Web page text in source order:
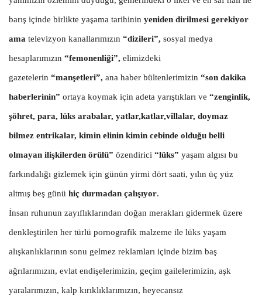
barış içinde birlikte yaşama tarihinin yeniden dirilmesi gerekiyor
ama televizyon kanallarımızın “dizileri”, sosyal medya
hesaplarımızın “femonenliği”, elimizdeki
gazetelerin “manşetleri”, ana haber bültenlerimizin “son dakika
haberlerinin” ortaya koymak için adeta yarıştıkları ve “zenginlik,
şöhret, para, lüks arabalar, yatlar,katlar,villalar, doymaz
bilmez entrikalar, kimin elinin kimin cebinde olduğu belli
olmayan ilişkilerden örülü” özendirici “lüks” yaşam algısı bu
farkındalığı gizlemek için günün yirmi dört saati, yılın üç yüz
altmış beş günü hiç durmadan çalışıyor.
İnsan ruhunun zayıflıklarından doğan merakları gidermek üzere
denkleştirilen her türlü pornografik malzeme ile lüks yaşam
alışkanlıklarının sonu gelmez reklamları içinde bizim baş
ağrılarımızın, evlat endişelerimizin, geçim gailelerimizin, aşk
yaralarımızın, kalp kırıklıklarımızın, heyecansız